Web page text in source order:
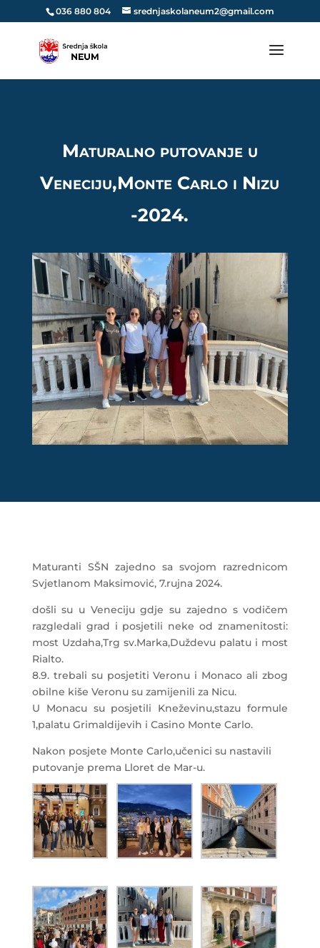
036 880 804 srednjaskolaneum2@gmail.com
Maturalno putovanje u
Veneciju,Monte Carlo i Nizu
-2024.
Maturanti SŠN zajedno sa svojom razrednicom
Svjetlanom Maksimović, 7.rujna 2024.
došli su u Veneciju gdje su zajedno s vodičem
razgledali grad i posjetili neke od znamenitosti:
most Uzdaha,Trg sv.Marka,Duždevu palatu i most
Rialto.
8.9. trebali su posjetiti Veronu i Monaco ali zbog
obilne kiše Veronu su zamijenili za Nicu.
U Monacu su posjetili Kneževinu,stazu formule
1,palatu Grimaldijevih i Casino Monte Carlo.
Nakon posjete Monte Carlo,učenici su nastavili
putovanje prema Lloret de Mar-u.